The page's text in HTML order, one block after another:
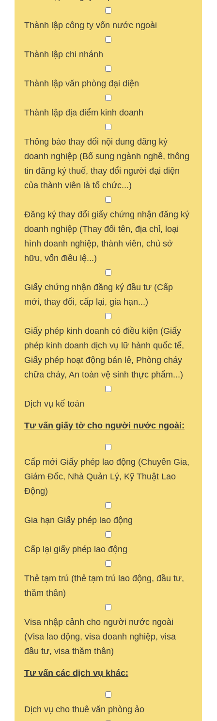
Thành lập công ty vốn nước ngoài
Thành lập chi nhánh
Thành lập văn phòng đại diện
Thành lập địa điểm kinh doanh
Thông báo thay đổi nội dung đăng ký
doanh nghiệp (Bổ sung ngành nghề, thông
tin đăng ký thuế, thay đổi người đại diện
của thành viên là tổ chức...)
Đăng ký thay đổi giấy chứng nhận đăng ký
doanh nghiệp (Thay đổi tên, địa chỉ, loại
hình doanh nghiệp, thành viên, chủ sở
hữu, vốn điều lệ...)
Giấy chứng nhận đăng ký đầu tư (Cấp
mới, thay đổi, cấp lại, gia hạn...)
Giấy phép kinh doanh có điều kiện (Giấy
phép kinh doanh dịch vụ lữ hành quốc tế,
Giấy phép hoạt động bán lẻ, Phòng cháy
chữa cháy, An toàn vệ sinh thực phẩm...)
Dịch vụ kế toán
Tư vấn giấy tờ cho người nước ngoài:
Cấp mới Giấy phép lao động (Chuyên Gia,
Giám Đốc, Nhà Quản Lý, Kỹ Thuật Lao
Động)
Gia hạn Giấy phép lao động
Cấp lại giấy phép lao động
Thẻ tạm trú (thẻ tạm trú lao động, đầu tư,
thăm thân)
Visa nhập cảnh cho người nước ngoài
(Visa lao động, visa doanh nghiệp, visa
đầu tư, visa thăm thân)
Tư vấn các dịch vụ khác:
Dịch vụ cho thuê văn phòng ảo